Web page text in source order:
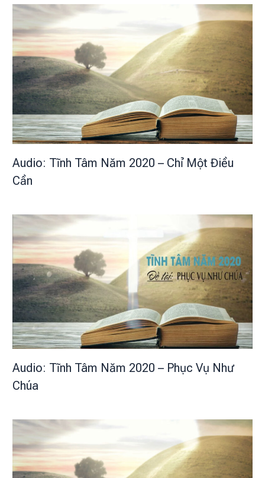
Audio: Tĩnh Tâm Năm 2020 – Chỉ Một Điều
Cần
Audio: Tĩnh Tâm Năm 2020 – Phục Vụ Như
Chúa